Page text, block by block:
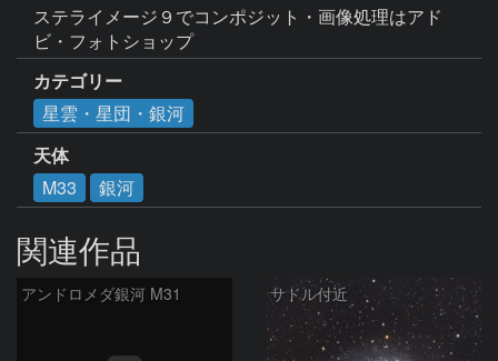
ステライメージ９でコンポジット・画像処理はアド
ビ・フォトショップ
カテゴリー
星雲・星団・銀河
天体
M33
銀河
関連作品
アンドロメダ銀河 M31 サドル付近